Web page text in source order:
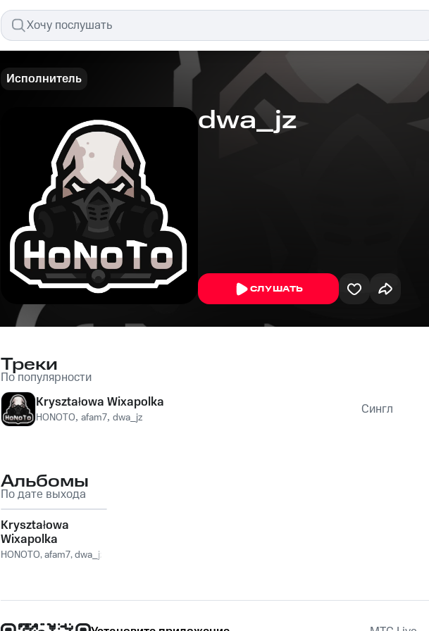
Исполнитель
dwa_jz
СЛУШАТЬ
Треки
По популярности
Kryształowa Wixapolka
HONOTO, afam7, dwa_jz Сингл
Альбомы
По дате выхода
Kryształowa
Wixapolka
HONOTO,afam7,dwa_jz